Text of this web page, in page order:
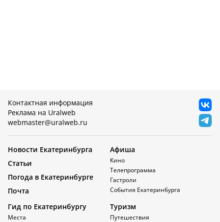
Контактная информация
Реклама на Uralweb
webmaster@uralweb.ru
Новости Екатеринбурга
Статьи
Погода в Екатеринбурге
Почта
Афиша
Кино
Телепрограмма
Гастроли
События Екатеринбурга
Гид по Екатеринбургу
Места
Туризм
Путешествия